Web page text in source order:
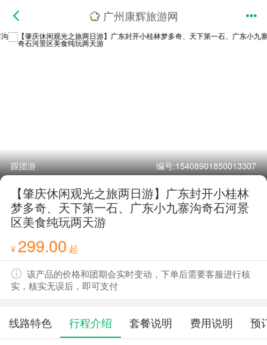
广州康辉旅游网
跟团游 编号:15408901850013307
【肇庆休闲观光之旅两日游】广东封开小桂林
梦多奇、天下第一石、广东小九寨沟奇石河景
区美食纯玩两天游
¥ 299.00 起
该产品的价格和团期会实时变动，下单后需要客服进行核
实，核实无误后，即可支付
线路特色 行程介绍 套餐说明 费用说明 预